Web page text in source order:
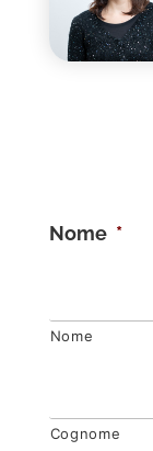
Nome *
Nome
Cognome